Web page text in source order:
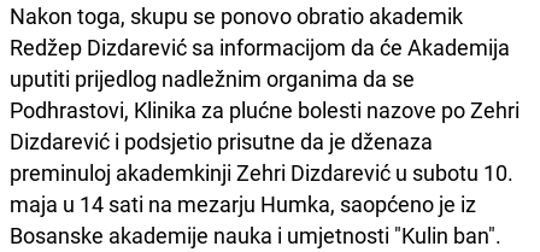
Nakon toga, skupu se ponovo obratio akademik
Redžep Dizdarević sa informacijom da će Akademija
uputiti prijedlog nadležnim organima da se
Podhrastovi, Klinika za plućne bolesti nazove po Zehri
Dizdarević i podsjetio prisutne da je dženaza
preminuloj akademkinji Zehri Dizdarević u subotu 10.
maja u 14 sati na mezarju Humka, saopćeno je iz
Bosanske akademije nauka i umjetnosti "Kulin ban".